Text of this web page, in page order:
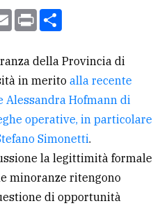
EmailPrint
della Provincia di
in merito alla recente
Alessandra Hofmann di
operative, in particolare
Simonetti.
la legittimità formale
minoranze ritengono
di opportunità